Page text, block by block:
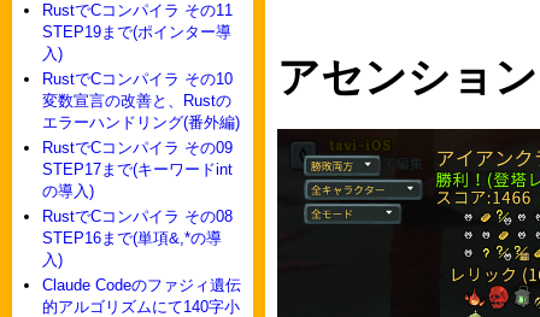
RustでCコンパイラ その11
STEP19まで(ポインター導
入)
RustでCコンパイラ その10
変数宣言の改善と、Rustの
エラーハンドリング(番外編)
RustでCコンパイラ その09
STEP17まで(キーワードint
の導入)
RustでCコンパイラ その08
STEP16まで(単項&,*の導
入)
Claude Codeのファジィ遺伝
的アルゴリズムにて140字小
アセンショ